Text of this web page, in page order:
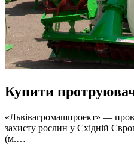
Купити
«Львівагромашпроект» —
захисту рослин у Східній
(м.…